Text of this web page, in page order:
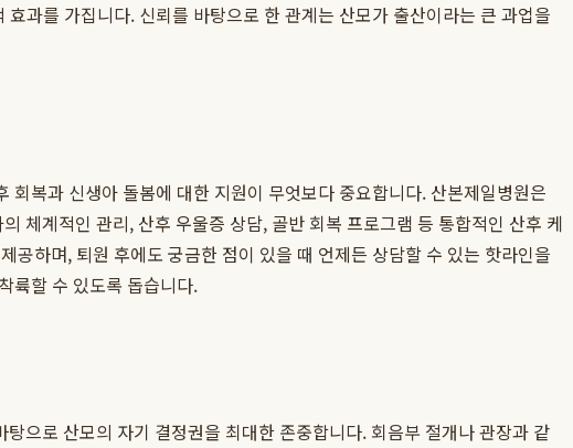
과를 가집니다. 신뢰를 바탕으로 한 관계는 산모가 출산이라는 큰 과업을
복과 신생아 돌봄에 대한 지원이 무엇보다 중요합니다. 산본제일병원은
체계적인 관리, 산후 우울증 상담, 골반 회복 프로그램 등 통합적인 산후 케
하며, 퇴원 후에도 궁금한 점이 있을 때 언제든 상담할 수 있는 핫라인을
륙할 수 있도록 돕습니다.
으로 산모의 자기 결정권을 최대한 존중합니다. 회음부 절개나 관장과 같